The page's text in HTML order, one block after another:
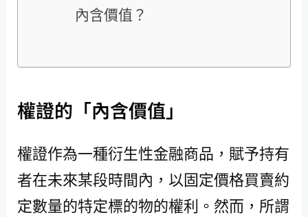
內含價值？
權證的「內含價值」
權證作為一種衍生性金融商品，賦予持有
者在未來某段時間內，以固定價格買賣約
定數量的特定標的物的權利。然而，所謂